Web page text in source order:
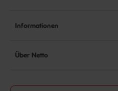
Informationen
Über Netto